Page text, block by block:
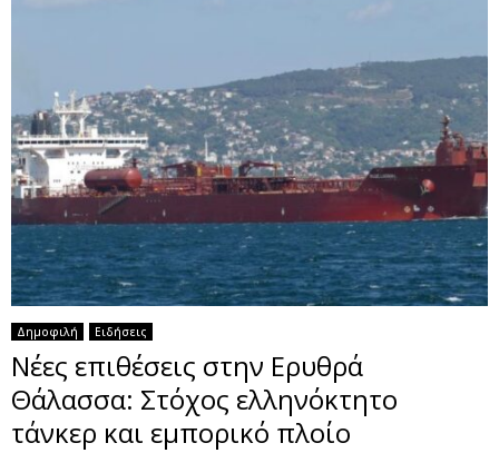
Δημοφιλή Ειδήσεις
Νέες επιθέσεις στην Ερυθρά
Θάλασσα: Στόχος ελληνόκτητο
τάνκερ και εμπορικό πλοίο